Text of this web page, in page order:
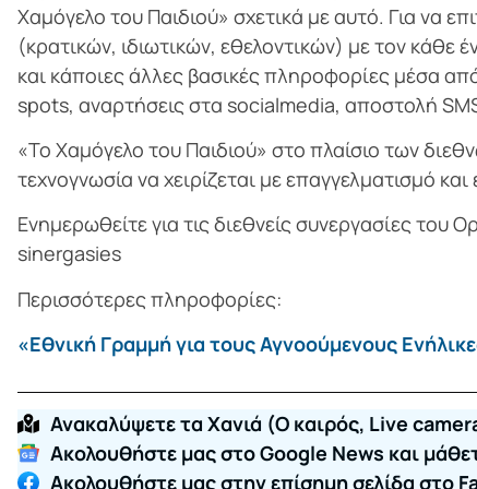
Χαμόγελο του Παιδιού» σχετικά με αυτό. Για να
(κρατικών, ιδιωτικών, εθελοντικών) με τον κάθε
και κάποιες άλλες βασικές πληροφορίες μέσα
spots, αναρτήσεις στα socialmedia, αποστολή
«Το Χαμόγελο του Παιδιού» στο πλαίσιο των
τεχνογνωσία να χειρίζεται με επαγγελματισμό
Ενημερωθείτε για τις διεθνείς συνεργασίες
sinergasies
Περισσότερες πληροφορίες:
«Εθνική Γραμμή για τους Αγνοούμενους
Ανακαλύψετε τα Χανιά (O καιρός, Live
Ακολουθήστε μας στο Google News και
Ακολουθήστε μας στην επίσημη σελίδα στο